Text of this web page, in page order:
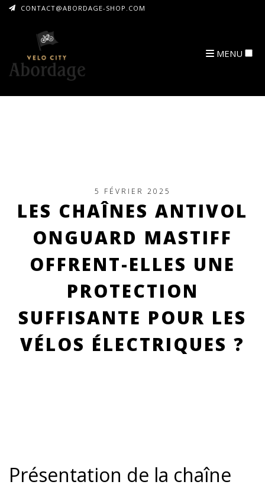
CONTACT@ABORDAGE-SHOP.COM
MENU
ARCHIVES
5 FÉVRIER 2025
LES CHAÎNES ANTIVOL
ONGUARD MASTIFF
OFFRENT-ELLES UNE
PROTECTION
SUFFISANTE POUR LES
VÉLOS ÉLECTRIQUES ?
Présentation de la chaîne